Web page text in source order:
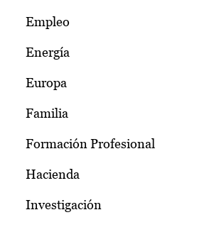
Empleo
Energía
Europa
Familia
Formación Profesional
Hacienda
Investigación